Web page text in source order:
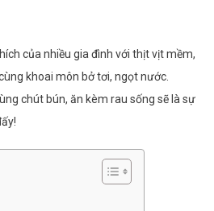
của nhiều gia đình với thịt vịt mềm,
khoai môn bở tơi, ngọt nước.
chút bún, ăn kèm rau sống sẽ là sự